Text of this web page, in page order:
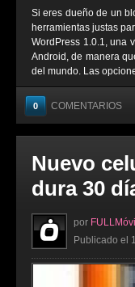
Si eres dueño de un
herramientas justas
WordPress 1.0.1, una
Android, de manera
del mundo. Las
0 COMENTARIOS
Nuevo
dura 30
por
Publicado el